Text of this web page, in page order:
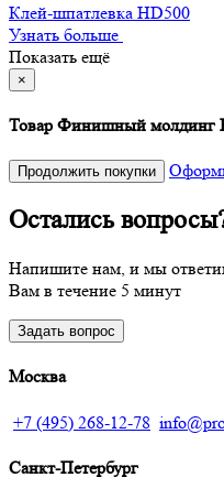
Клей-шпатлевка HD500
Узнать больше
Показать ещё
×
Товар Финишный молдинг
Продолжить покупки
Остались
Напишите нам, и мы
Вам в течение 5 минут
Задать вопрос
Москва
+7 (495) 268-12-78
Санкт-Петербург